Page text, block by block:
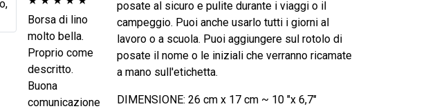
posate al sicuro e pulite durante i viaggi o il
campeggio. Puoi anche usarlo tutti i giorni al
lavoro o a scuola. Puoi aggiungere sul rotolo di
posate il nome o le iniziali che verranno ricamate
a mano sull'etichetta.
DIMENSIONE: 26 cm x 17 cm ~ 10 "x 6,7"
Borsa di lino
molto bella.
Proprio come
descritto.
Buona
comunicazione